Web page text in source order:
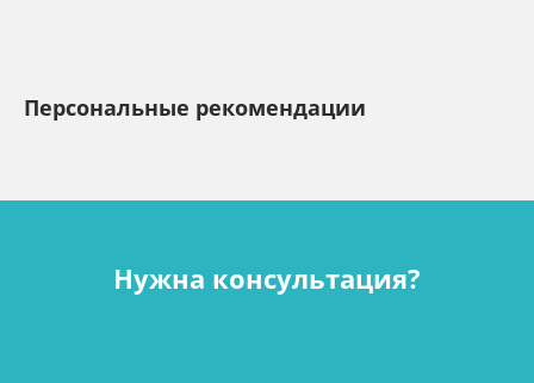
Персональные рекомендации
Нужна консультация?